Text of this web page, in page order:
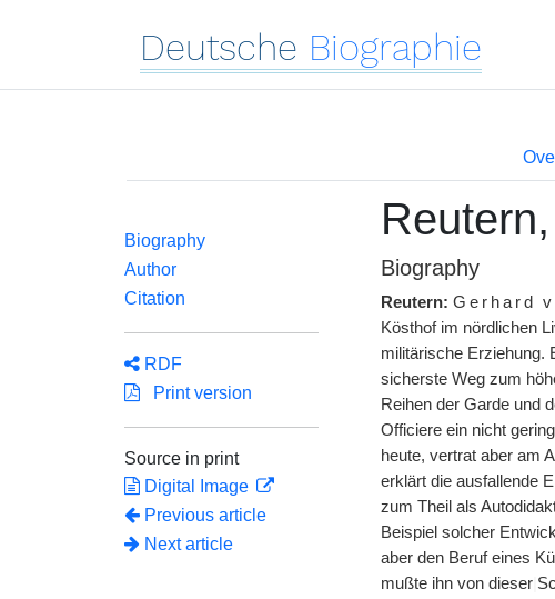
Deutsche Biographie
Biography
Author
Citation
RDF
Print version
Source in print
Digital Image
Previous article
Next article
Biography
Reutern: Gerhard
Kösthof im nördlichen
militärische Erziehung.
sicherste Weg zum
Reihen der Garde und
Officiere ein nicht
heute, vertrat aber am
erklärt die ausfallende
zum Theil als
Beispiel solcher
aber den Beruf eines
mußte ihn von dieser|